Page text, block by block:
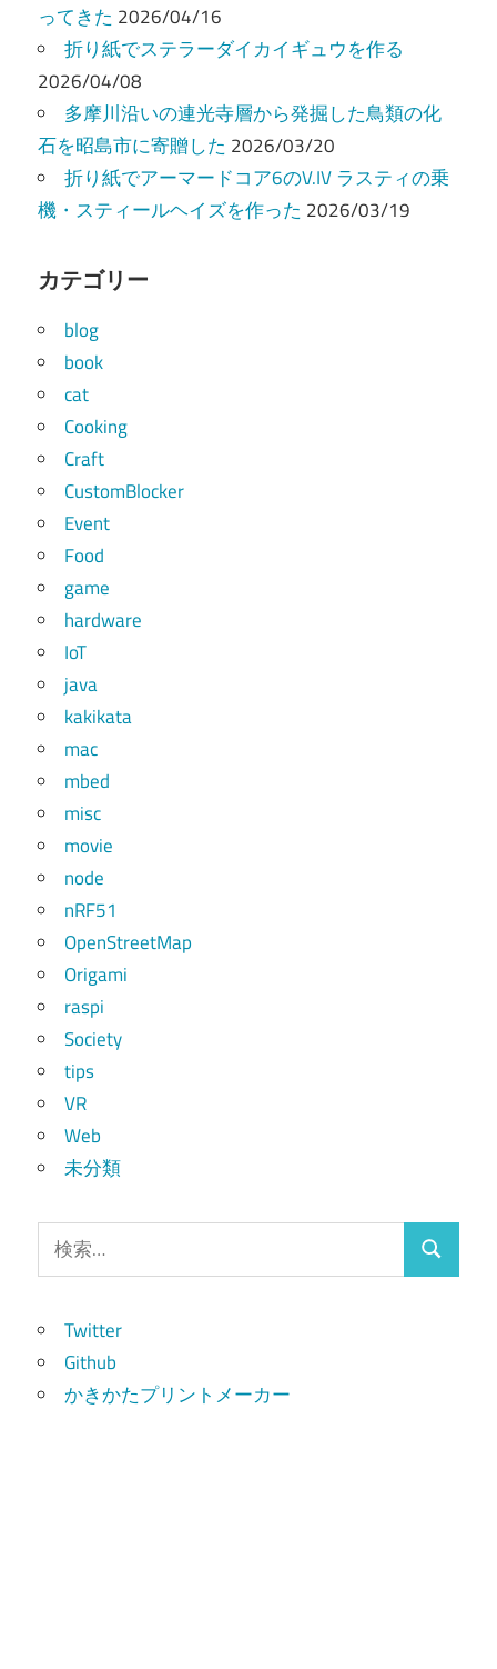
ってきた 2026/04/16
折り紙でステラーダイカイギュウを作る
2026/04/08
多摩川沿いの連光寺層から発掘した鳥類の化
石を昭島市に寄贈した 2026/03/20
折り紙でアーマードコア6のV.IV ラスティの乗
機・スティールヘイズを作った 2026/03/19
カテゴリー
blog
book
cat
Cooking
Craft
CustomBlocker
Event
Food
game
hardware
IoT
java
kakikata
mac
mbed
misc
movie
node
nRF51
OpenStreetMap
Origami
raspi
Society
tips
VR
Web
未分類
索:
検
Twitter
Github
かきかたプリントメーカー